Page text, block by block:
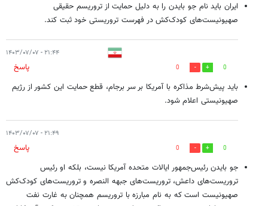
ایران باید نام جو بایدن را به دلیل حمایت از تروریسم حقیقی
صهیونیست‌های کودک‌کش در فهرست تروریستی خود ثبت کند.
۲۱:۴۴ - ۱۴۰۳/۰۷/۰۷
0
0
پاسخ
باید پیش‌شرط مذاکره با آمریکا بر سر برجام، قطع حمایت این کشور از رژیم
صهیونیستی اعلام شود.
۲۱:۴۹ - ۱۴۰۳/۰۷/۰۷
0
0
پاسخ
جو بایدن رئیس‌جمهور ایالات متحده آمریکا نیست، بلکه او رئیس
تروریست‌های داعش، تروریست‌های جبهه النصره و تروریست‌های کودک‌کش
صهیونیست است که به نام مبارزه با تروریسم همچنان به غارت نفت